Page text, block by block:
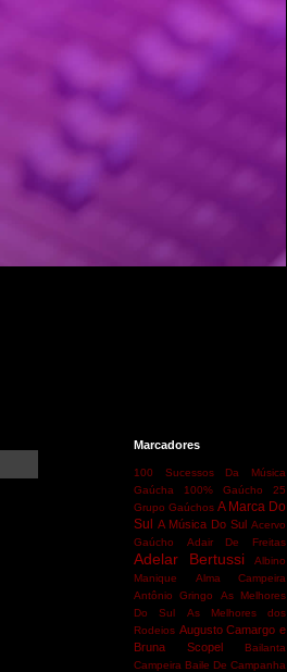
Marcadores
100 Sucessos Da Música
Gaúcha
100% Gaúcho
25
Grupo Gaúchos A Marca Do
Sul
A Música Do Sul Acervo
Gaúcho
Adair De Freitas
Adelar Bertussi
Albino
Manique
Alma Campeira
Antônio Gringo
As Melhores
Do Sul
As Melhores dos
Rodeios Augusto Camargo e
Bruna Scopel
Bailanta
Campeira Baile De Campanha